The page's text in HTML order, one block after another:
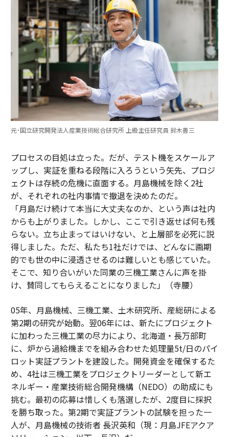
元･国立研究開発法人産業技術総合研究所 上級主任研究員 鈴木善三
プロセスの目処は立った。だが、テスト機をスケールア
ップし、実証を重ねる段階に入ろうという矢先、プロジ
ェクトは存続の危機に直面する。月島機械を除く2社
が、それぞれの社内事情で撤退を決めたのだ。
「月島だけ続けて本当に大丈夫なのか、という声は社内
からも上がりました。しかし、ここで引き返せば何も残
らない。立ち止まってはいけない、と上層部を必死に説
得しました。ただ、私たち1社だけでは、どんなに画期
的でも世の中に浸透させるのは難しいとも感じていた。
そこで、知り合いがいた同業の三機工業さんに声を掛
け、賛同してもらえることになりました」（寺腰）
05年、月島機械、三機工業、土木研究所、産総研による
第2期の研究が始動。翌06年には、新たにプロジェクト
に加わった三機工業の尽力により、北海道・長万部町
に、炉から過給機までを組み合わせた処理量5t/日のパイ
ロット実証プラントを建設した。開発資金を確保するた
め、4社は三機工業をプロジェクトリーダーとして新エ
ネルギー・産業技術総合開発機構（NEDO）の助成にも
挑む。最初の応募は惜しくも落選したが、2度目に採択
を勝ち取った。第2期で実証プラントの試験を担った一
人が、月島機械の技術者 長沢英和（現：月島JFEアクア